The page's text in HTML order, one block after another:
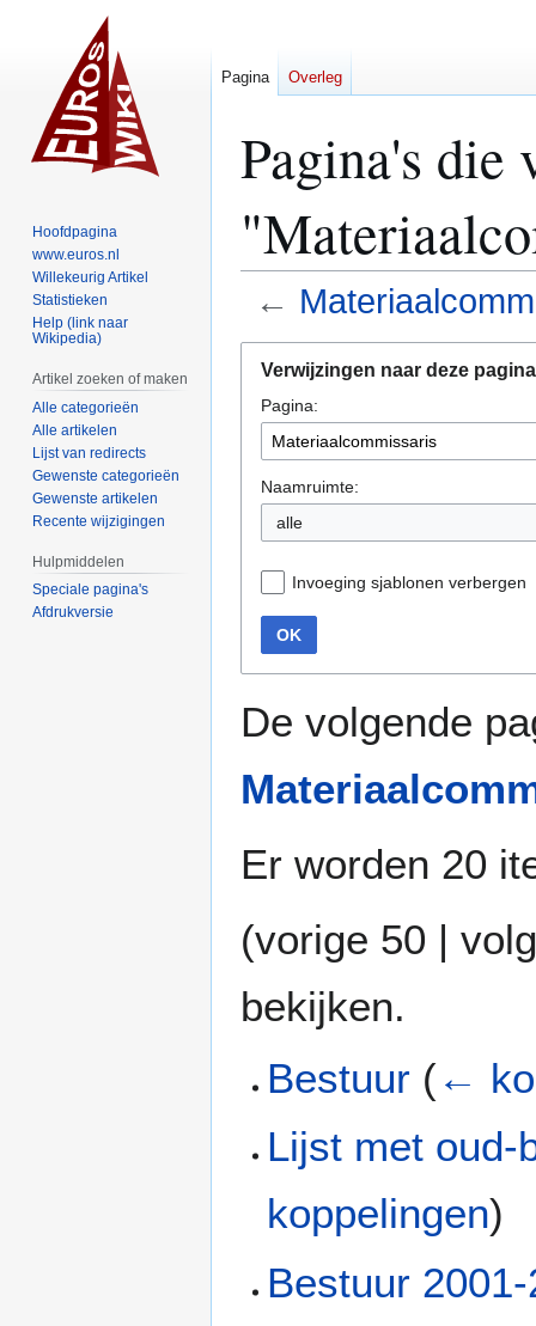
Pagina's die
←
navigatie
springen
zoeken
springen
Verwijzingen naar deze pagina
Pagina:
Naamruimte:
alle
Invoeging sjablonen verbergen
OK
De volgende
Er worden 20
(vorige 50 |
bekijken.
Bestuur (←
Lijst met oud-
koppelingen)
Bestuur
Pagina Overleg
Hoofdpagina
www.euros.nl
Willekeurig Artikel
Statistieken
Help (link naar
Wikipedia)
Artikel zoeken of maken
Alle categorieën
Alle artikelen
Lijst van redirects
Gewenste categorieën
Gewenste artikelen
Recente wijzigingen
Hulpmiddelen
Speciale pagina's
Afdrukversie